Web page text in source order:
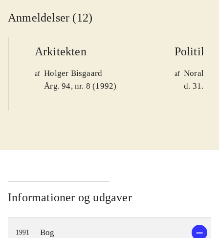
Anmeldelser (12)
Arkitekten
af Holger Bisgaard
Årg. 94, nr. 8 (1992)
Politiken
af Noralv
d. 31.
Informationer og udgaver
1991 Bog